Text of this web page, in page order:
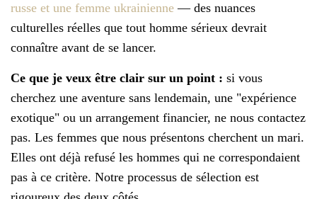
russe et une femme ukrainienne — des nuances
culturelles réelles que tout homme sérieux devrait
connaître avant de se lancer.
Ce que je veux être clair sur un point : si vous
cherchez une aventure sans lendemain, une "expérience
exotique" ou un arrangement financier, ne nous contactez
pas. Les femmes que nous présentons cherchent un mari.
Elles ont déjà refusé les hommes qui ne correspondaient
pas à ce critère. Notre processus de sélection est